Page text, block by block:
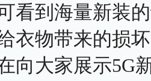
看到海量新装
衣物带来的损
向大家展示5G